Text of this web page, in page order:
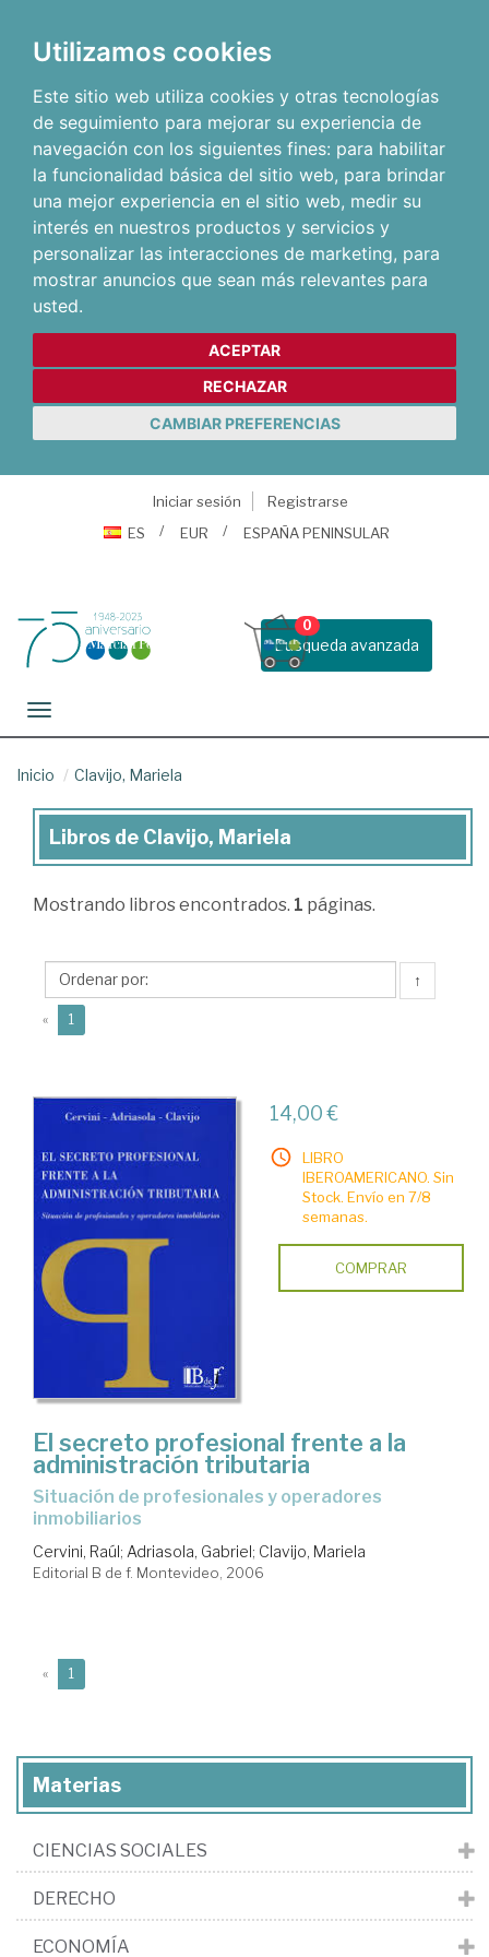
Utilizamos cookies
Este sitio web utiliza cookies y otras tecnologías
de seguimiento para mejorar su experiencia de
navegación con los siguientes fines: para habilitar
la funcionalidad básica del sitio web, para brindar
una mejor experiencia en el sitio web, medir su
interés en nuestros productos y servicios y
personalizar las interacciones de marketing, para
mostrar anuncios que sean más relevantes para
usted.
ACEPTAR
RECHAZAR
CAMBIAR PREFERENCIAS
Iniciar sesión
Registrarse
ES
EUR ESPAÑA PENINSULAR
Busqueda avanzada
0
Toggle navigation
Inicio Clavijo, Mariela
Libros
Clavijo,
Libros de Clavijo, Mariela
Mostrando libros encontrados. 1 páginas.
↑
« 1
14,00 €
LIBRO
IBEROAMERICANO. Sin
Stock. Envío en 7/8
semanas.
COMPRAR
El secreto profesional frente a la
administración tributaria
situación de profesionales y operadores
inmobiliarios
Cervini, Raúl; Adriasola, Gabriel; Clavijo, Mariela
Editorial B de f. Montevideo, 2006
« 1
Materias
CIENCIAS SOCIALES
DERECHO
ECONOMÍA